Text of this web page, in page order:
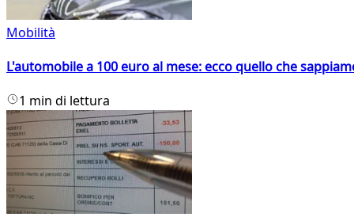
Mobilità
L'automobile a 100 euro al mese: ecco quello che
1 min di lettura